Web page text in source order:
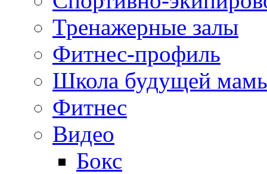
Тренажерные залы
Фитнес-профиль
Школа будущей
Фитнес
Видео
Бокс